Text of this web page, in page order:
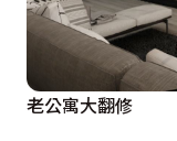
老公寓大翻修